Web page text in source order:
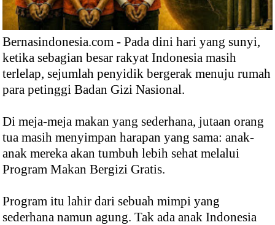
Bernasindonesia.com - Pada dini hari yang sunyi,
ketika sebagian besar rakyat Indonesia masih
terlelap, sejumlah penyidik bergerak menuju rumah
para petinggi Badan Gizi Nasional.
Di meja-meja makan yang sederhana, jutaan orang
tua masih menyimpan harapan yang sama: anak-
anak mereka akan tumbuh lebih sehat melalui
Program Makan Bergizi Gratis.
Program itu lahir dari sebuah mimpi yang
sederhana namun agung. Tak ada anak Indonesia